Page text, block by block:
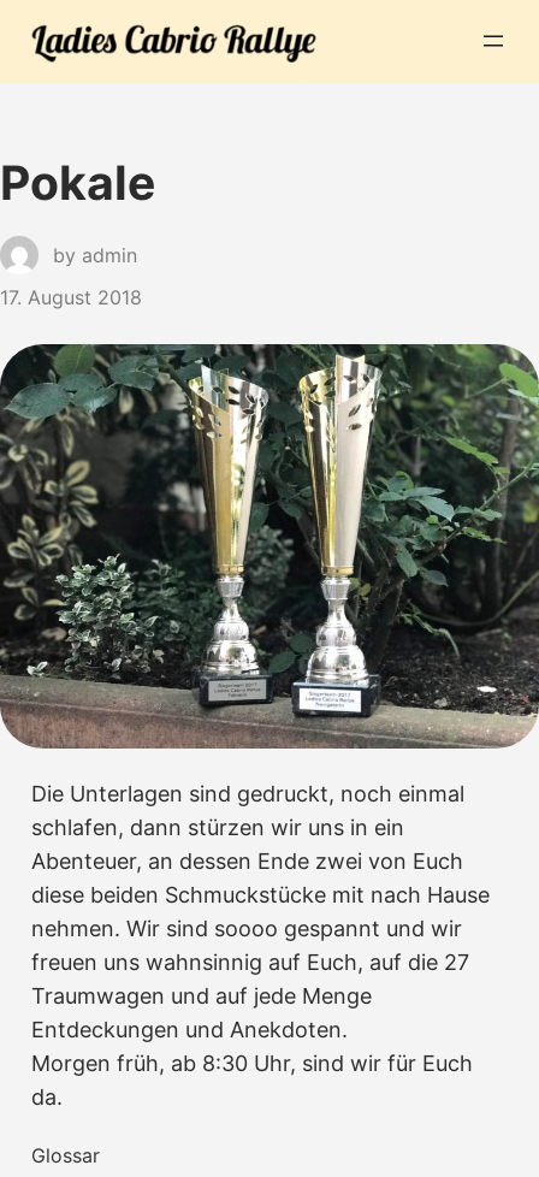
Pokale
by admin
17. August 2018
Die Unterlagen sind gedruckt, noch einmal
schlafen, dann stürzen wir uns in ein
Abenteuer, an dessen Ende zwei von Euch
diese beiden Schmuckstücke mit nach Hause
nehmen. Wir sind soooo gespannt und wir
freuen uns wahnsinnig auf Euch, auf die 27
Traumwagen und auf jede Menge
Entdeckungen und Anekdoten.
Morgen früh, ab 8:30 Uhr, sind wir für Euch
da.